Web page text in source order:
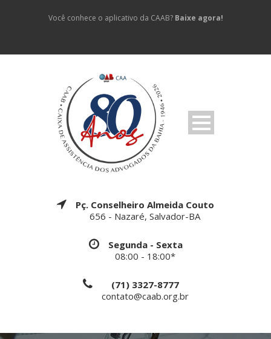
Você conhece o aplicativo da CAAB? Baixe agora!
Pç. Conselheiro Almeida Couto
656 - Nazaré, Salvador-BA
Segunda - Sexta
08:00 - 18:00*
(71) 3327-8777
contato@caab.org.br